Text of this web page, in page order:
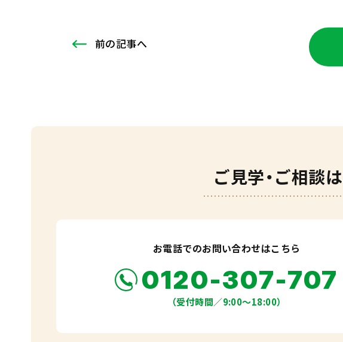
前の記事へ
ご見学・ご相談は
お電話でのお問い合わせはこちら
0120-307-707
（受付時間／9:00〜18:00）